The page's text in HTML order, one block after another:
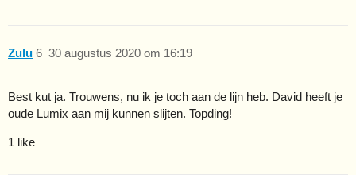
Zulu 30 augustus 2020 om 16:19
6
Best kut ja. Trouwens, nu ik je toch aan de lijn heb. David heeft je
oude Lumix aan mij kunnen slijten. Topding!
1 like